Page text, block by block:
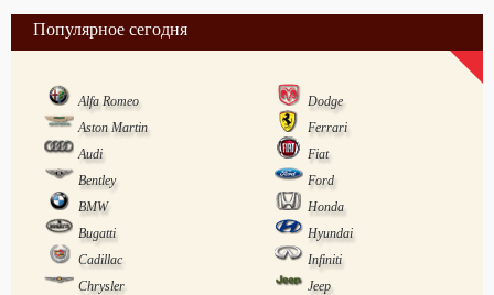
Популярное сегодня
Alfa Romeo
Dodge
Aston Martin
Ferrari
Audi
Fiat
Bentley
Ford
BMW
Honda
Bugatti
Hyundai
Cadillac
Infiniti
Chrysler
Jeep